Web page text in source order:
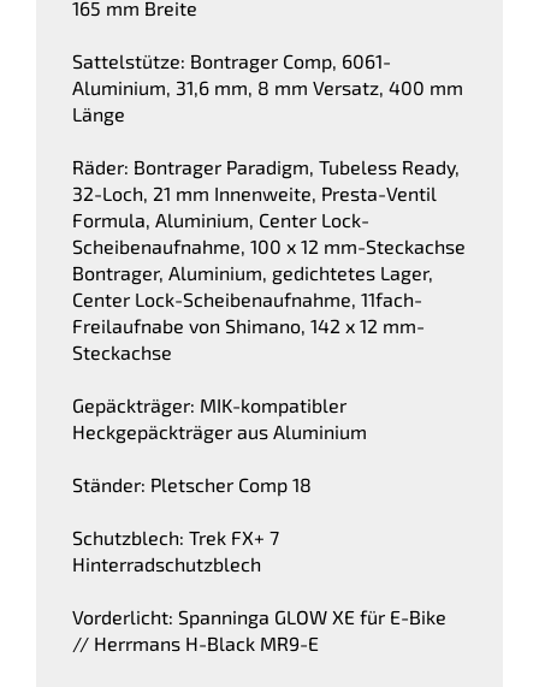
165 mm Breite
Sattelstütze: Bontrager Comp, 6061-
Aluminium, 31,6 mm, 8 mm Versatz, 400 mm
Länge
Räder: Bontrager Paradigm, Tubeless Ready,
32-Loch, 21 mm Innenweite, Presta-Ventil
Formula, Aluminium, Center Lock-
Scheibenaufnahme, 100 x 12 mm-Steckachse
Bontrager, Aluminium, gedichtetes Lager,
Center Lock-Scheibenaufnahme, 11fach-
Freilaufnabe von Shimano, 142 x 12 mm-
Steckachse
Gepäckträger: MIK-kompatibler
Heckgepäckträger aus Aluminium
Ständer: Pletscher Comp 18
Schutzblech: Trek FX+ 7
Hinterradschutzblech
Vorderlicht: Spanninga GLOW XE für E-Bike
// Herrmans H-Black MR9-E